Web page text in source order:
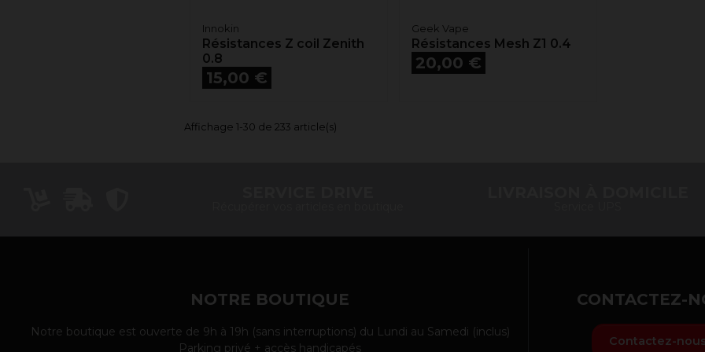
Innokin
Résistances Z coil Zenith
0.8
Prix
15,00 €
Geek Vape
Résistances Mesh Z1 0.4
Prix
20,00 €
Affichage 1-30 de 233 article(s)
NOTRE BOUTIQUE
Notre boutique est ouverte de 9h à 19h (sans interruptions) du Lundi au Samedi (inclus)
Parking privé + accès handicapés
CONTACTEZ-
Contactez-